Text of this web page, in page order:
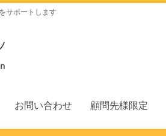
サポートします
お問い合わせ 顧問先様限定